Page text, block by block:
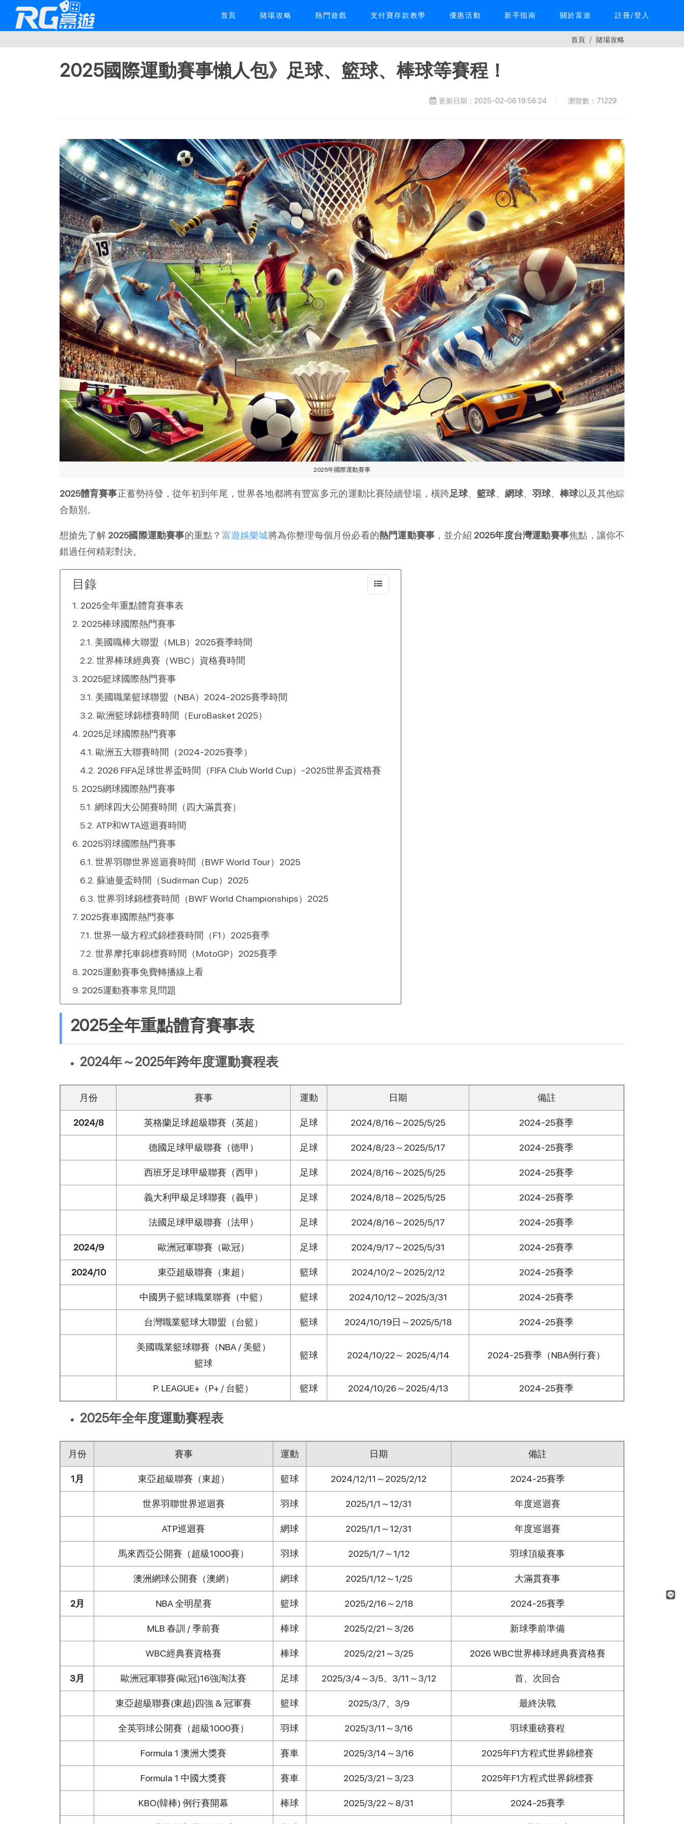
首頁 賭場攻略 熱門遊戲 支付寶存款教學 優惠活動 新手指南 關於富遊 註冊/登入
首頁 賭場攻略
2025國際運動賽事懶人包》足球、籃球、棒球等賽程！
更新日期：2025-02-06 19:56:24 瀏覽數：71229
2025年國際運動賽事
2025體育賽事正蓄勢待發，從年初到年尾，世界各地都將有豐富多元的運動比賽陸續登場，橫跨足球、籃球、 網球、 羽球、棒球以及其他綜
合類別。
想搶先了解 2025國際運動賽事的重點？ 富遊娛樂城將為你整理每個月份必看的熱門運動賽事 ，並介紹 2025年度台灣運動賽事焦點，讓你不
錯過任何精彩對決。
目錄
2025全年重點體育賽事表
2025棒球國際熱門賽事
美國職棒大聯盟（MLB）2025賽季時間
世界棒球經典賽（WBC）資格賽時間
2025籃球國際熱門賽事
美國職業籃球聯盟（NBA）2024-2025賽季時間
歐洲籃球錦標賽時間（EuroBasket 2025）
2025足球國際熱門賽事
歐洲五大聯賽時間（2024-2025賽季）
2026 FIFA足球世界盃時間（FIFA Club World Cup）-2025世界盃資格賽
2025網球國際熱門賽事
網球四大公開賽時間（四大滿貫賽）
ATP和WTA巡迴賽時間
2025羽球國際熱門賽事
世界羽聯世界巡迴賽時間（BWF World Tour）2025
蘇迪曼盃時間（Sudirman Cup）2025
世界羽球錦標賽時間（BWF World Championships）2025
2025賽車國際熱門賽事
世界一級方程式錦標賽時間（F1）2025賽季
世界摩托車錦標賽時間（MotoGP）2025賽季
2025運動賽事免費轉播線上看
2025運動賽事常見問題
2025全年重點體育賽事表
2024年～2025年跨年度運動賽程表
月份 賽事 運動 日期 備註
2024/8 英格蘭足球超級聯賽（英超） 足球 2024/8/16～2025/5/25 2024-25賽季
德國足球甲級聯賽（德甲） 足球 2024/8/23～2025/5/17 2024-25賽季
西班牙足球甲級聯賽（西甲） 足球 2024/8/16～2025/5/25 2024-25賽季
義大利甲級足球聯賽（義甲） 足球 2024/8/18～2025/5/25 2024-25賽季
法國足球甲級聯賽（法甲） 足球 2024/8/16～2025/5/17 2024-25賽季
2024/9 歐洲冠軍聯賽（歐冠） 足球 2024/9/17～2025/5/31 2024-25賽季
2024/10 東亞超級聯賽（東超） 籃球 2024/10/2～2025/2/12 2024-25賽季
中國男子籃球職業聯賽（中籃） 籃球 2024/10/12～2025/3/31 2024-25賽季
台灣職業籃球大聯盟（台籃） 籃球 2024/10/19日～2025/5/18 2024-25賽季
美國職業籃球聯賽（NBA / 美籃）
籃球
籃球 2024/10/22～ 2025/4/14 2024-25賽季（NBA例行賽）
P. LEAGUE+（P+ / 台籃） 籃球 2024/10/26～2025/4/13 2024-25賽季
2025年全年度運動賽程表
月份 賽事 運動 日期 備註
1月 東亞超級聯賽（東超） 籃球 2024/12/11～2025/2/12 2024-25賽季
世界羽聯世界巡迴賽 羽球 2025/1/1～12/31 年度巡迴賽
ATP巡迴賽 網球 2025/1/1～12/31 年度巡迴賽
馬來西亞公開賽（超級1000賽） 羽球 2025/1/7～1/12 羽球頂級賽事
澳洲網球公開賽（澳網） 網球 2025/1/12～1/25 大滿貫賽事
2月 NBA 全明星賽 籃球 2025/2/16～2/18 2024-25賽季
MLB 春訓 / 季前賽 棒球 2025/2/21～3/26 新球季前準備
WBC經典賽資格賽 棒球 2025/2/21～3/25 2026 WBC世界棒球經典賽資格賽
3月 歐洲冠軍聯賽(歐冠)16強淘汰賽 足球 2025/3/4～3/5、3/11～3/12 首、次回合
東亞超級聯賽(東超)四強 & 冠軍賽 籃球 2025/3/7、3/9 最終決戰
全英羽球公開賽（超級1000賽） 羽球 2025/3/11～3/16 羽球重磅賽程
Formula 1 澳洲大獎賽 賽車 2025/3/14～3/16 2025年F1方程式世界錦標賽
Formula 1 中國大獎賽 賽車 2025/3/21～3/23 2025年F1方程式世界錦標賽
KBO(韓棒) 例行賽開幕 棒球 2025/3/22～8/31 2024-25賽季